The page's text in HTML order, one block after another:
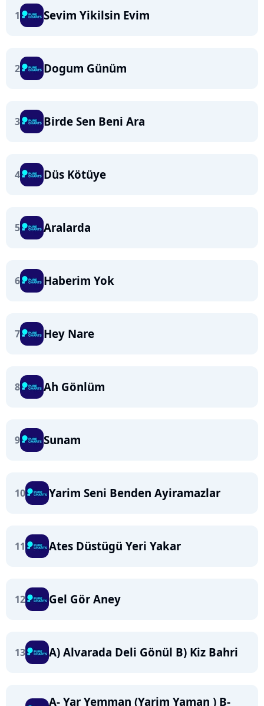
1 Sevim Yikilsin Evim
2 Dogum Günüm
3 Birde Sen Beni Ara
4 Düs Kötüye
5 Aralarda
6 Haberim Yok
7 Hey Nare
8 Ah Gönlüm
9 Sunam
10 Yarim Seni Benden Ayiramazlar
11 Ates Düstügü Yeri Yakar
12 Gel Gör Aney
13 A) Alvarada Deli Gönül B) Kiz Bahri
A- Yar Yemman (Yarim Yaman ) B-